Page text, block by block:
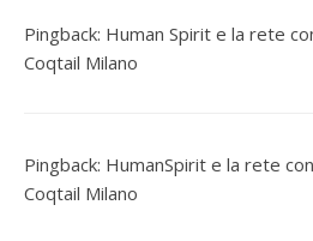
Pingback: Human Spirit e la rete
Coqtail Milano
Pingback: HumanSpirit e la rete
Coqtail Milano